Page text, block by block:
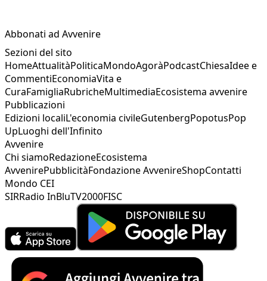
Abbonati ad Avvenire
Sezioni del sito
HomeAttualitàPoliticaMondoAgoràPodcastChiesaIdee e
CommentiEconomiaVita e
CuraFamigliaRubricheMultimediaEcosistema avvenire
Pubblicazioni
Edizioni localiL'economia civileGutenbergPopotusPop
UpLuoghi dell'Infinito
Avvenire
Chi siamoRedazioneEcosistema
AvvenirePubblicitàFondazione AvvenireShopContatti
Mondo CEI
SIRRadio InBluTV2000FISC